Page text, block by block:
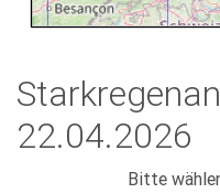
22.04.2026
Bitte